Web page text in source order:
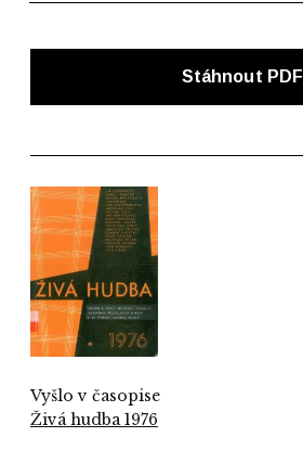
Stáhnout PDF
Vyšlo v časopise
Živá hudba 1976